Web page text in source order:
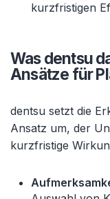
kurzfristigen
Was dentsu
Ansätze für
dentsu setzt die
Ansatz um, der
kurzfristige